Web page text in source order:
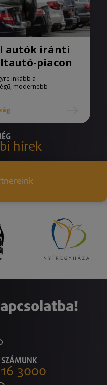
autók iránti
piacon
inkább a
modernebb
hírek
SZÁMUNK
3000